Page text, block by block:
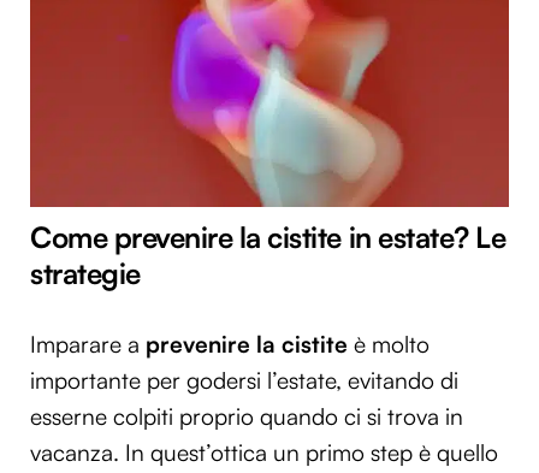
Come prevenire la cistite in estate? Le
strategie
Imparare a prevenire la cistite è molto
importante per godersi l’estate, evitando di
esserne colpiti proprio quando ci si trova in
vacanza. In quest’ottica un primo step è quello